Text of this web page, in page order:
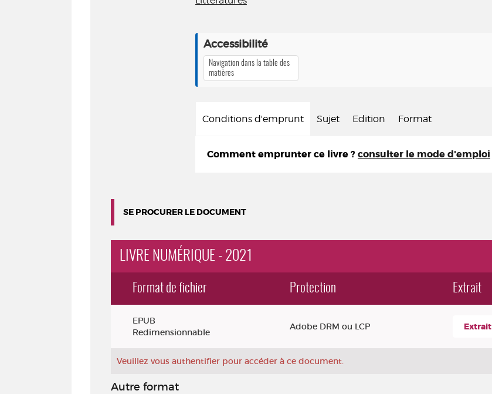
Accessibilité
Navigation dans la table des
matières
Conditions d'emprunt Sujet Edition Format
Comment emprunter ce livre ? consulter le mode d'emploi
SE PROCURER LE DOCUMENT
LIVRE NUMÉRIQUE - 2021
Format de fichier Protection Extrait
EPUB
Redimensionnable
Adobe DRM ou LCP Extrait
Veuillez vous authentifier pour accéder à ce document.
Autre format